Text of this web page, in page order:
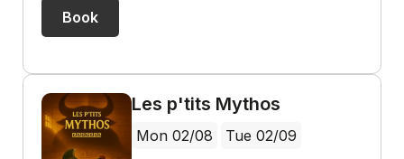
Book
Les p'tits Mythos
Mon 02/08
Tue 02/09